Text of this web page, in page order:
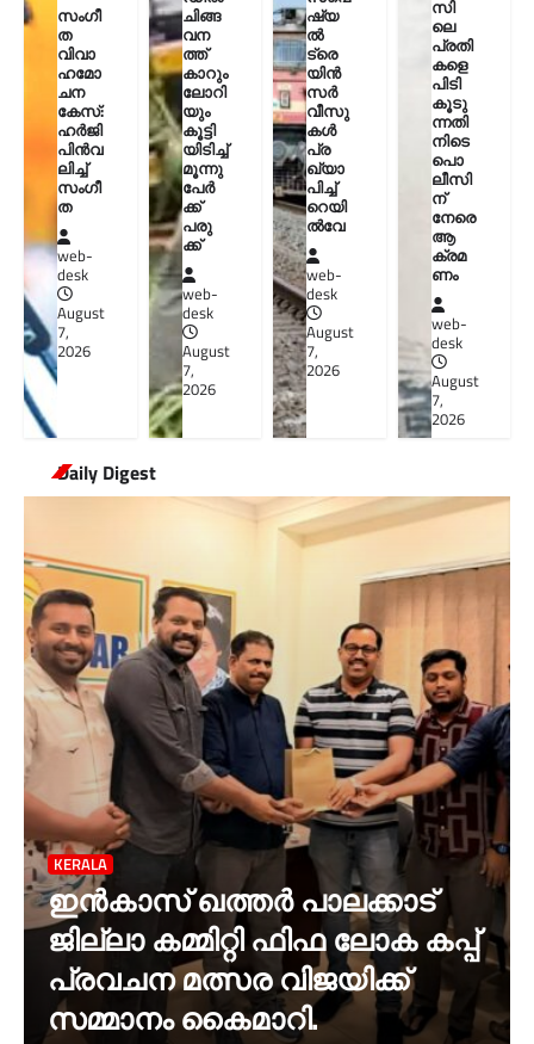
സംഗീ
ത
വിവാ
ഹമോ
ചന
കേസ്:
ഹർജി
പിൻവ
ലിച്ച്
സംഗീ
ത
web-
desk
August
7,
2026
ചിങ്ങ
വന
ത്ത്
കാറും
ലോറി
യും
കൂട്ടി
യിടിച്ച്
മൂന്നു
പേർ
ക്ക്
പരു
ക്ക്
web-
desk
August
7,
2026
ഷ്യ
ൽ
ട്രെ
യിൻ
സർ
വീസു
കൾ
പ്ര
ഖ്യാ
പിച്ച്
റെയി
ൽവേ
web-
desk
August
7,
2026
സി
ലെ
പ്രതി
കളെ
പിടി
കൂടു
ന്നതി
നിടെ
പൊ
ലീസി
ന്
നേരെ
ആ
ക്രമ
ണം
web-
desk
August
7,
2026
Daily Digest
KERALA
ഇൻകാസ് ഖത്തർ പാലക്കാട്
ജില്ലാ കമ്മിറ്റി ഫിഫ ലോക കപ്പ്
പ്രവചന മത്സര വിജയിക്ക്
സമ്മാനം കൈമാറി.